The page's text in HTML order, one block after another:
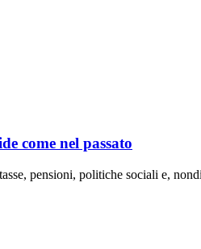
come nel passato
pensioni, politiche sociali e,